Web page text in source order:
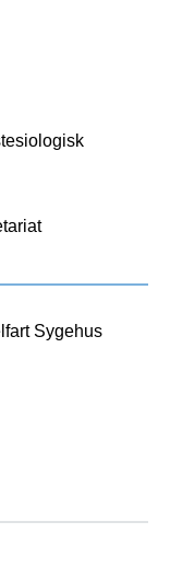
Sygehus